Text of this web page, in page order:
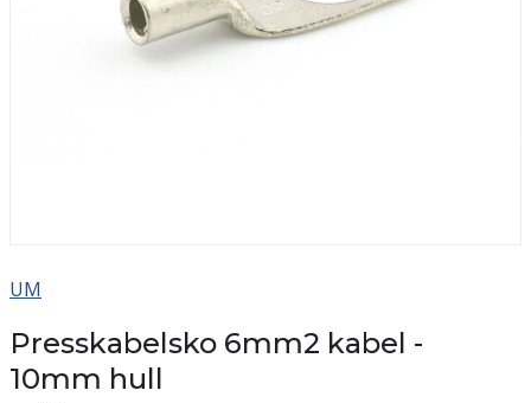
UM
Presskabelsko 6mm2 kabel -
10mm hull